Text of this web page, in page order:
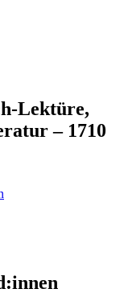
Lektüre,
– 1710